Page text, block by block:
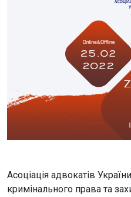
Асоціація адвокатів
кримінального права та